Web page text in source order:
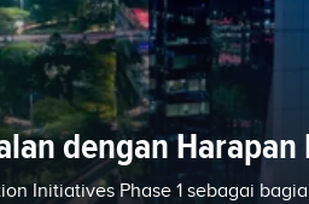
dengan Harapan
Initiatives Phase 1 sebagai